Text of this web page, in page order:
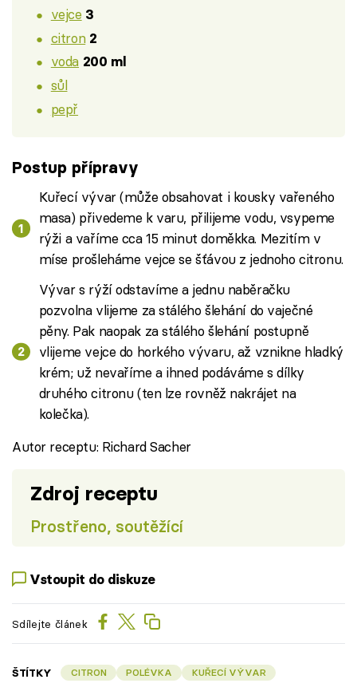
vejce 3
citron 2
voda 200 ml
sůl
pepř
Postup přípravy
Kuřecí vývar (může obsahovat i kousky vařeného
masa) přivedeme k varu, přilijeme vodu, vsypeme
rýži a vaříme cca 15 minut doměkka. Mezitím v
míse prošleháme vejce se šťávou z jednoho citronu.
Vývar s rýží odstavíme a jednu naběračku
pozvolna vlijeme za stálého šlehání do vaječné
pěny. Pak naopak za stálého šlehání postupně
vlijeme vejce do horkého vývaru, až vznikne hladký
krém; už nevaříme a ihned podáváme s dílky
druhého citronu (ten lze rovněž nakrájet na
kolečka).
Autor receptu: Richard Sacher
Zdroj receptu
Prostřeno, soutěžící
Vstoupit do diskuze
Sdílejte článek
ŠTÍTKY CITRON POLÉVKA KUŘECÍ VÝVAR